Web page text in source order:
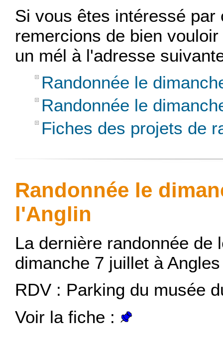
Si vous êtes intéressé
remercions de bien
un mél à l'adresse
Randonnée le
Randonnée le
Fiches des projets de
Randonnée le
l'Anglin
La dernière randonnée de
dimanche 7 juillet à
RDV : Parking du musée
Voir la fiche :